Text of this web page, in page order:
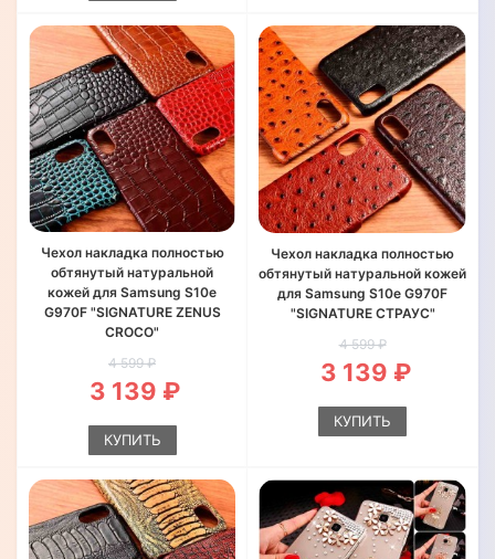
Чехол накладка полностью
обтянутый натуральной
кожей для Samsung S10e
G970F "SIGNATURE ZENUS
CROCO"
4 599 ₽
3 139 ₽
КУПИТЬ
Чехол накладка полностью
обтянутый натуральной кожей
для Samsung S10e G970F
"SIGNATURE СТРАУС"
4 599 ₽
3 139 ₽
КУПИТЬ